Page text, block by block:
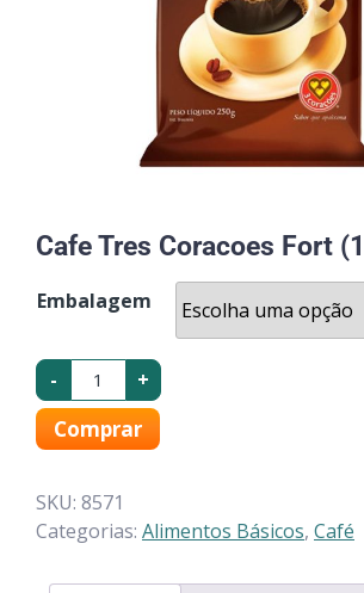
Cafe Tres Coracoes Fort
Embalagem
- +
Comprar
SKU: 8571
Categorias: Alimentos Básicos, Café